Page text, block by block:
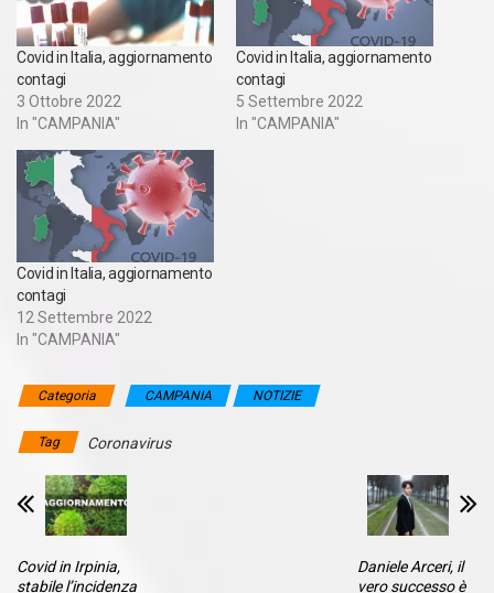
Covid in Italia, aggiornamento
contagi
3 Ottobre 2022
In "CAMPANIA"
Covid in Italia, aggiornamento
contagi
5 Settembre 2022
In "CAMPANIA"
Covid in Italia, aggiornamento
contagi
12 Settembre 2022
In "CAMPANIA"
Categoria CAMPANIA NOTIZIE
Tag Coronavirus
Covid in Irpinia,
stabile l’incidenza
Daniele Arceri, il
vero successo è